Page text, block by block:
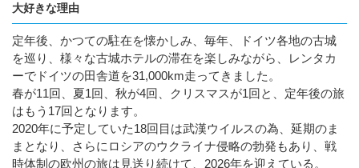
大好きな理由
定年後、かつての駐在を懐かしみ、毎年、ドイツ各地の古城
を巡り、様々な古城ホテルの滞在を楽しみながら、レンタカ
ーでドイツの田舎道を31,000km走ってきました。
春が11回、夏1回、秋が4回、クリスマスが1回と、定年後の旅
はもう17回となります。
2020年に予定していた18回目は武漢ウイルスの為、延期のま
まとなり、さらにロシアのウクライナ侵略の勃発もあり、戦
時体制の欧州の旅は見送り続けて、2026年を迎えている。